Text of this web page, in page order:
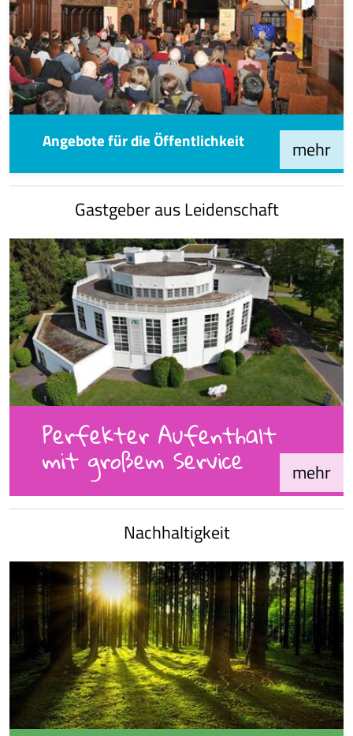
Angebote für die Öffentlichkeit mehr
Gastgeber aus Leidenschaft
Perfekter Aufenthalt
mit großem Service mehr
Nachhaltigkeit